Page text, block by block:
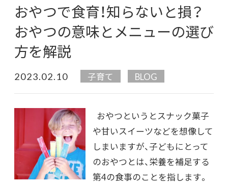
おやつで食育！知らないと損？
おやつの意味とメニューの選び
方を解説
2023.02.10 子育て BLOG
おやつというとスナック菓子
や甘いスイーツなどを想像して
しまいますが、子どもにとって
のおやつとは、栄養を補足する
第4の食事のことを指します。